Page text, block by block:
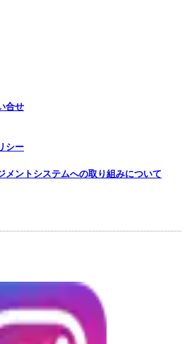
合せ
シー
メントシステムへの取り組みについて